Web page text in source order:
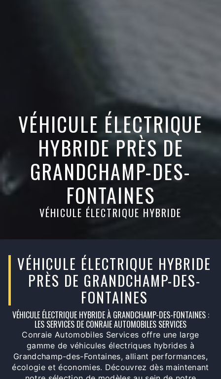
VÉHICULE ÉLECTRIQUE
HYBRIDE PRÈS DE
GRANDCHAMP-DES-
FONTAINES
VÉHICULE ÉLECTRIQUE HYBRIDE
VÉHICULE ÉLECTRIQUE HYBRIDE
PRÈS DE GRANDCHAMP-DES-
FONTAINES
VÉHICULE ÉLECTRIQUE HYBRIDE À GRANDCHAMP-DES-FONTAINES :
LES SERVICES DE CONRAIE AUTOMOBILES SERVICES
Conraie Automobiles Services offre une large
gamme de véhicules électriques hybrides à
Grandchamp-des-Fontaines, alliant performances,
écologie et économies. Découvrez dès maintenant